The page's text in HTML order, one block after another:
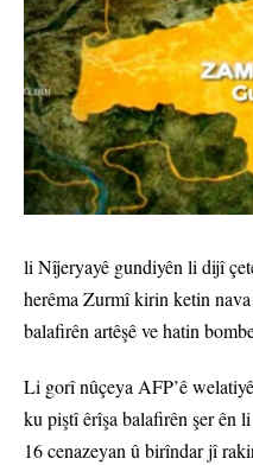
li Nîjeryayê gundiyên li dijî
herêma Zurmî kirin ketin
balafirên artêşê ve hatin
Li gorî nûçeya AFP’ê
ku piştî êrîşa balafirên şer ên
16 cenazeyan û birîndar jî